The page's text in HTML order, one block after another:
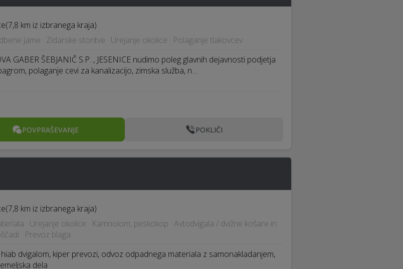
(7,8 km iz izbranega kraja)
jame · Zidarske storitve · Urejanje okolice · Polaganje tlakovcev
GABER ŠEBJANIČ S.P. , JESENICE nudimo poleg glavnih dejavnosti podjetja
polaganje cevi za kanalizacijo, zimska služba, n…
POVPRAŠEVANJE POKLIČI
(7,8 km iz izbranega kraja)
· Urejanje okolice · Kamnolom, peskokop · Avtodvigala / dvižne košare in
· Prevoz blaga
dvigalom, kiper prevozi, odvoz odpadnega materiala z samonakladanjem,
dela